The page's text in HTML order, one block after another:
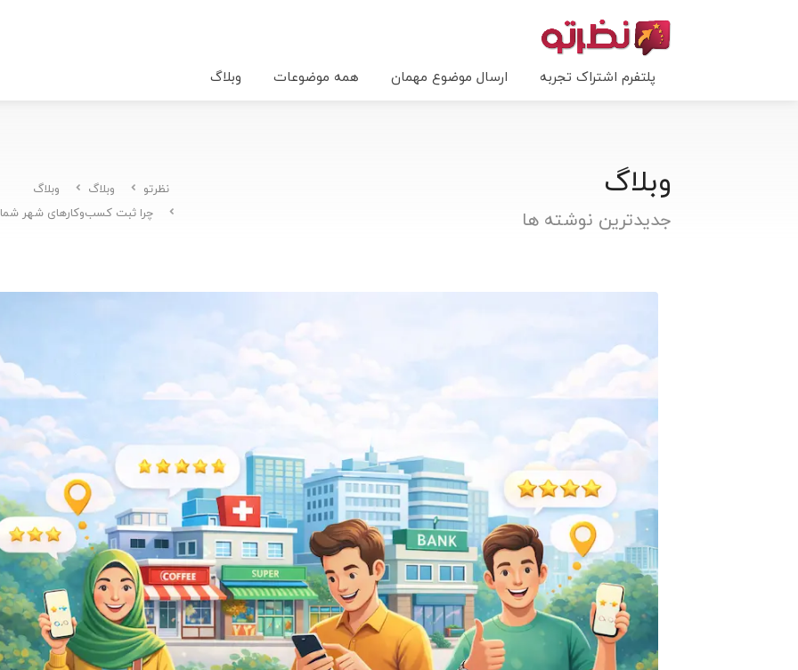
پلتفرم اشتراک تجربه ارسال موضوع مهمان همه موضوعات وبلاگ
وبلاگ
جدیدترین نوشته ها
نظرتو وبلاگ
وبلاگ
چرا ثبت کسب‌وکارهای شهر شما